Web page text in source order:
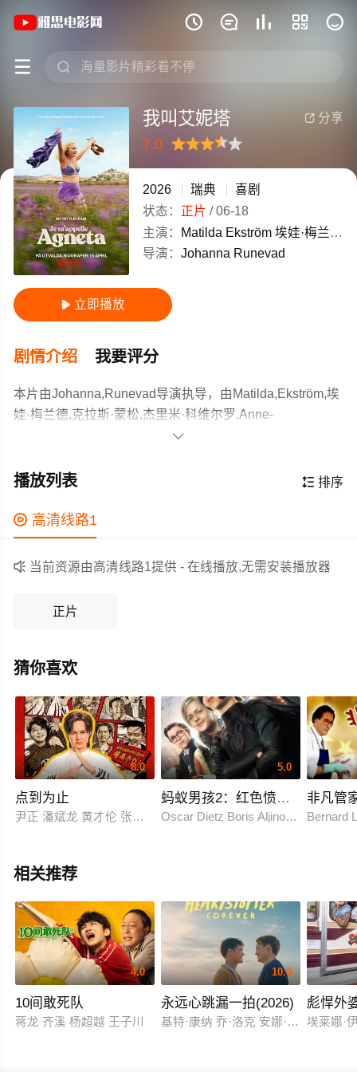
    
 
《我叫艾妮塔》(2026)瑞典瑞典语高清
 分享
我叫艾妮塔
7.0
很差较差 推荐力荐
2026 瑞典
喜剧
状态： 正片 /06-18
主演：
Matilda Ekström 埃娃·梅兰德
导演： Johanna Runevad
 立即播放
剧情介绍 我要评分
本片由Johanna,Runevad导演执导，由Matilda,Ekström,埃
娃·梅兰德,克拉斯·蒙松,杰里米·科维尔罗,Anne-
Marie,Ponsot,伯恩·谢尔曼等主演，故事情节跌岩起伏、扣
眼。她刚满49岁，孩子们都已离家，在交通部门的工作也
找到了人生的意义：泡冰水澡，穿着昂贵的骑行装备飞
驰。为了逃离乏味的日常生活，他们决定冒险一试。
作为一部 上映的喜剧电影，在当期同类题材影片中具有一
定的看点，在演员表现和剧情架构上也都有不错的亮点，
剧情紧凑，角色塑造鲜明，适合喜欢喜剧类电影的观众观

 排序
播放列表
 高清线路1
 当前资源由高清线路1提供 - 在线播放,无需安装播放器
正片
猜你喜欢
8.0
点到为止
尹正 潘斌龙 黄才伦 张一鸣 梁超 魏翔 彭昱畅 王成思 宋木子 王
5.0
蚂蚁男孩2：红色愤怒的复仇
Oscar Dietz Boris Aljinovic Hector
非凡管
Bernard
相关推荐
4.0
10间敢死队
蒋龙 齐溪 杨超越 王子川
10.0
永远心跳漏一拍(2026)
基特·康纳 乔·洛克 安娜·麦克西维尔·
彪悍外
埃莱娜·